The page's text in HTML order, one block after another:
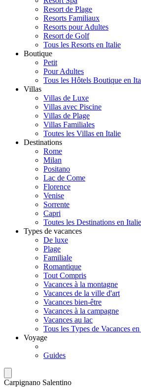
Resort de Plage
Resorts Familiaux
Resorts pour Adultes
Resort de Golf
Tous les Resorts en Italie
Boutique
Petit
Pour Adultes
Tous les Hôtels Boutique en
Villas
Villas de Luxe
Villas avec Piscine
Villas de Plage
Villas Familiales
Toutes les Villas en Italie
Destinations
Rome
Milan
Positano
Lac de Come
Florence
Venise
Sorrente
Capri
Toutes les Destinations en Italie
Types de vacances
De luxe
Plage
Familiale
Romantique
Tout Compris
Vacances à la montagne
Vacances de la ville d'art
Vacances bien-être
Vacances à la campagne
Vacances au lac
Tous les Types de Vacances
Voyage
Guides
Carpignano Salentino